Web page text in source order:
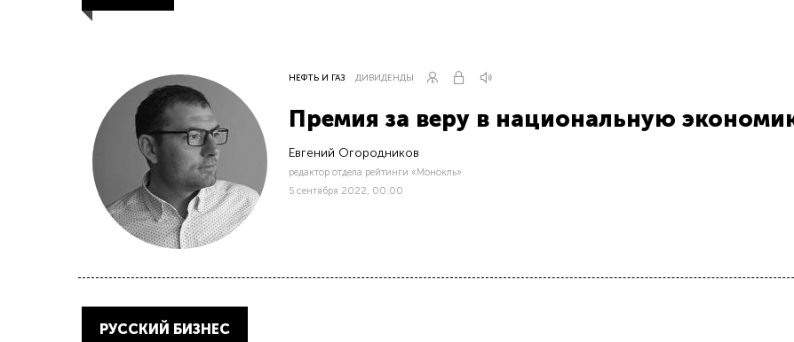
НЕФТЬ И ГАЗ ДИВИДЕНДЫ
Премия за веру в национальную
Евгений Огородников
редактор отдела рейтинги «Монокль»
5 сентября 2022, 00:00
РУССКИЙ БИЗНЕС